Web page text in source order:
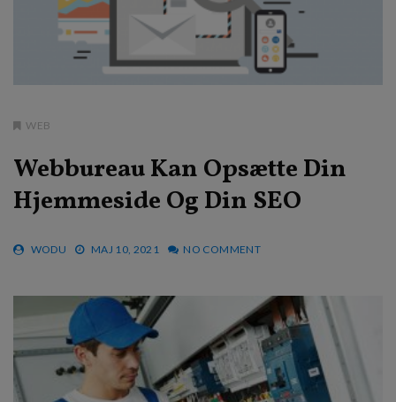
WEB
Webbureau Kan Opsætte Din
Hjemmeside Og Din SEO
WODU MAJ 10, 2021 NO COMMENT